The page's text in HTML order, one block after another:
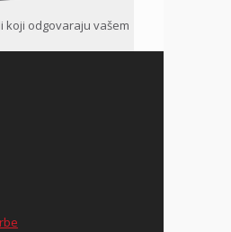
koji odgovaraju vašem